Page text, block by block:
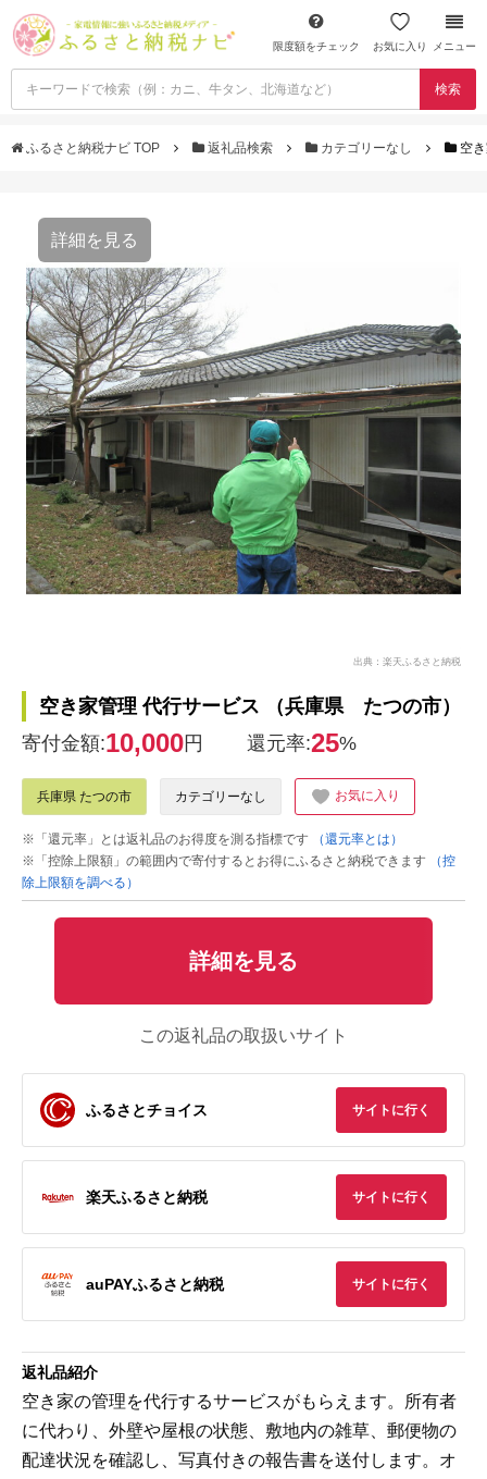
限度額をチェック お気に入り メニュー
検索
ふるさと納税ナビ TOP 返礼品検索 カテゴリーなし 空
詳細を見る
出典：楽天ふるさと納税
空き家管理 代行サービス （兵庫県 たつの市）
寄付金額:10,000円 還元率:25%
兵庫県 たつの市 カテゴリーなし お気に入り
※「還元率」とは返礼品のお得度を測る指標です
（還元率とは）
※「控除上限額」の範囲内で寄付するとお得にふるさと納税できます
（控
除上限額を調べる）
詳細を見る
この返礼品の取扱いサイト
ふるさとチョイス サイトに行く
楽天ふるさと納税 サイトに行く
auPAYふるさと納税 サイトに行く
返礼品紹介
空き家の管理を代行するサービスがもらえます。所有者
に代わり、外壁や屋根の状態、敷地内の雑草、郵便物の
配達状況を確認し、写真付きの報告書を送付します。オ